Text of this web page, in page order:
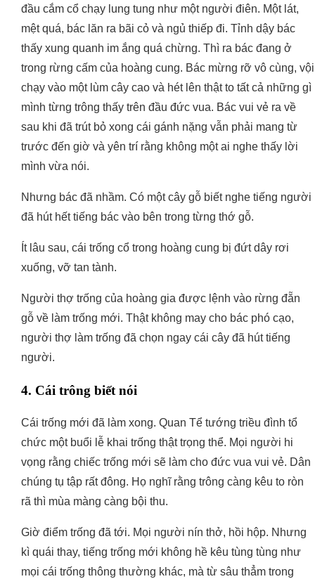
đầu cắm cổ chạy lung tung như một người điên. Một lát,
mệt quá, bác lăn ra bãi cỏ và ngủ thiếp đi. Tỉnh dậy bác
thấy xung quanh im ắng quá chừng. Thì ra bác đang ở
trong rừng cấm của hoàng cung. Bác mừng rỡ vô cùng, vội
chạy vào một lùm cây cao và hét lên thật to tất cả những gì
mình từng trông thấy trên đầu đức vua. Bác vui vẻ ra về
sau khi đã trút bỏ xong cái gánh nặng vẫn phải mang từ
trước đến giờ và yên trí rằng không một ai nghe thấy lời
mình vừa nói.
Nhưng bác đã nhầm. Có một cây gỗ biết nghe tiếng người
đã hút hết tiếng bác vào bên trong từng thớ gỗ.
Ít lâu sau, cái trống cổ trong hoàng cung bị đứt dây rơi
xuống, vỡ tan tành.
Người thợ trống của hoàng gia được lệnh vào rừng đẵn
gỗ về làm trống mới. Thật không may cho bác phó cạo,
người thợ làm trống đã chọn ngay cái cây đã hút tiếng
người.
4. Cái trông biết nói
Cái trống mới đã làm xong. Quan Tể tướng triều đình tổ
chức một buổi lễ khai trống thật trọng thể. Mọi người hi
vọng rằng chiếc trống mới sẽ làm cho đức vua vui vẻ. Dân
chúng tụ tập rất đông. Họ nghĩ rằng trông càng kêu to ròn
rã thì mùa màng càng bội thu.
Giờ điểm trống đã tới. Mọi người nín thở, hồi hộp. Nhưng
kì quái thay, tiếng trống mới không hề kêu tùng tùng như
mọi cái trống thông thường khác, mà từ sâu thẳm trong